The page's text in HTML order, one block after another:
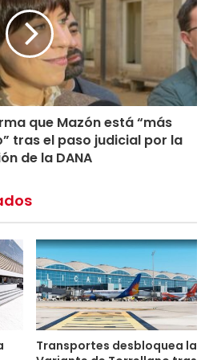
que Mazón está “más
tras el paso judicial por la
de la DANA
Transportes desbloquea la